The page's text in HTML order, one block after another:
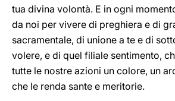
tua divina volontà. E in ogni
da noi per vivere di preghiera e di
sacramentale, di unione a te e di
volere, e di quel filiale sentimento,
tutte le nostre azioni un colore, un
che le renda sante e meritorie.